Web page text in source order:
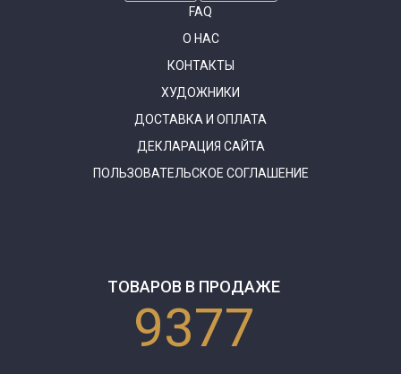
FAQ
О НАС
КОНТАКТЫ
ХУДОЖНИКИ
ДОСТАВКА И ОПЛАТА
ДЕКЛАРАЦИЯ САЙТА
ПОЛЬЗОВАТЕЛЬСКОЕ СОГЛАШЕНИЕ
ТОВАРОВ В ПРОДАЖЕ
9377